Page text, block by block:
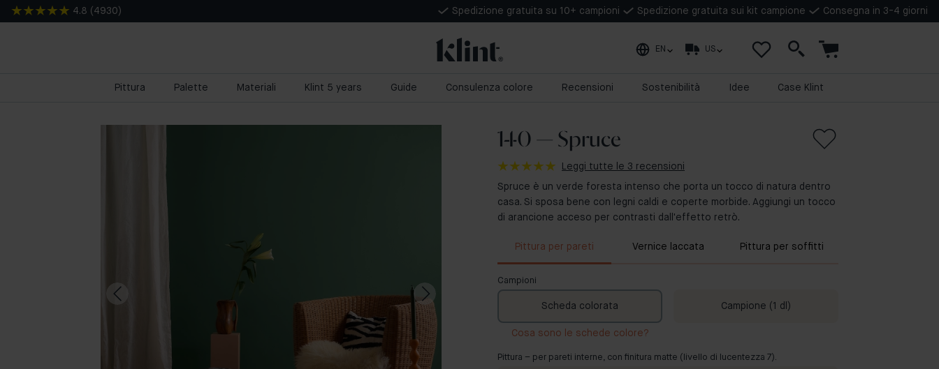
4.8 ( 4930 ) Spedizione gratuita su 10+ campioni Spedizione gratuita sui kit campione Consegna in 3-4 giorni
EN US
Pittura Palette Materiali Klint 5 years Guide Consulenza colore Recensioni Sostenibilità Idee Case Klint
140 — Spruce
Leggi tutte le 3 recensioni
Spruce è un verde foresta intenso che porta un tocco di natura dentro
casa. Si sposa bene con legni caldi e coperte morbide. Aggiungi un tocco
di arancione acceso per contrasti dall'effetto retrò.
Pittura per pareti Vernice laccata Pittura per soffitti
Campioni
Scheda colorata Campione (1 dl)
Cosa sono le schede colore?
Pittura – per pareti interne, con finitura matte (livello di lucentezza 7).